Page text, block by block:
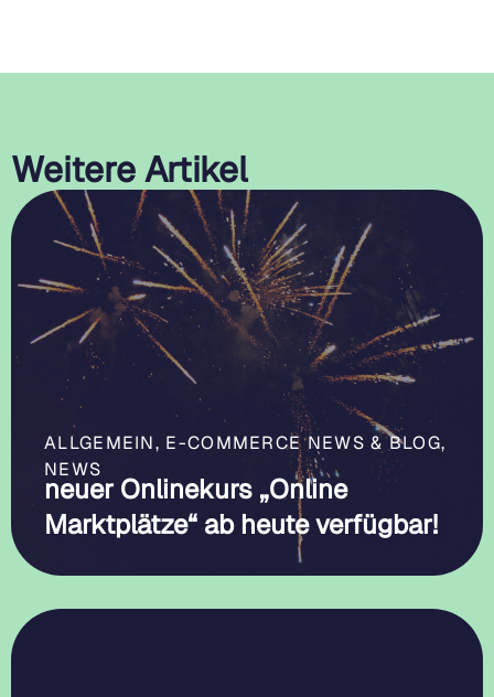
Weitere Artikel
ALLGEMEIN, E-COMMERCE NEWS & BLOG,
NEWS
neuer Onlinekurs „Online
Marktplätze“ ab heute verfügbar!